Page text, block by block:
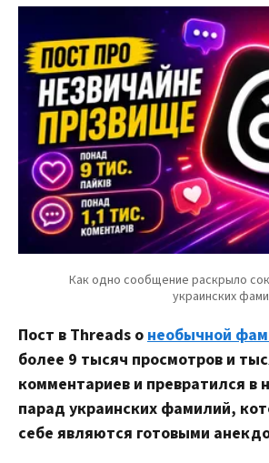
Пост в Threads о необычной
более 9 тысяч просмотров и
комментариев и превратился в
парад украинских фамилий,
себе являются готовыми